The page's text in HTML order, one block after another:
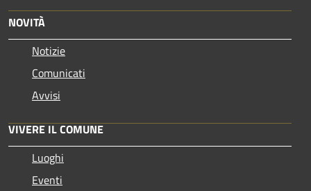
NOVITÀ
Notizie
Comunicati
Avvisi
VIVERE IL COMUNE
Luoghi
Eventi